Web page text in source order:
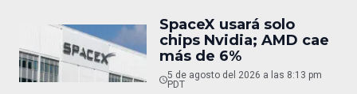
SpaceX usará solo
chips Nvidia; AMD cae
más de 6%
5 de agosto del 2026 a las 8:13 pm
PDT